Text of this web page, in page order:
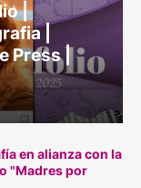
|
|
Press |
en alianza con la
"Madres por